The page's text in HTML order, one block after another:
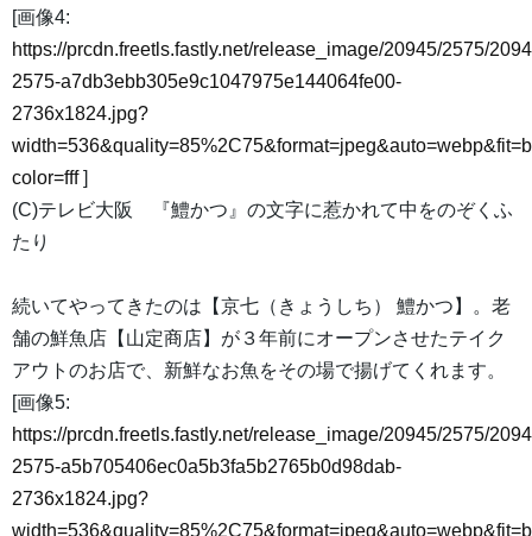
[画像4:
https://prcdn.freetls.fastly.net/release_image/20945/2575/
2575-a7db3ebb305e9c1047975e144064fe00-
2736x1824.jpg?
color=fff]
(C)テレビ大阪 『鱧かつ』の文字に惹かれて中をのぞくふ
たり
続いてやってきたのは【京七（きょうしち） 鱧かつ】。老
舗の鮮魚店【山定商店】が３年前にオープンさせたテイク
アウトのお店で、新鮮なお魚をその場で揚げてくれます。
[画像5:
https://prcdn.freetls.fastly.net/release_image/20945/2575/
2575-a5b705406ec0a5b3fa5b2765b0d98dab-
2736x1824.jpg?